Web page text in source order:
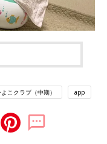
こクラブ（中期） app